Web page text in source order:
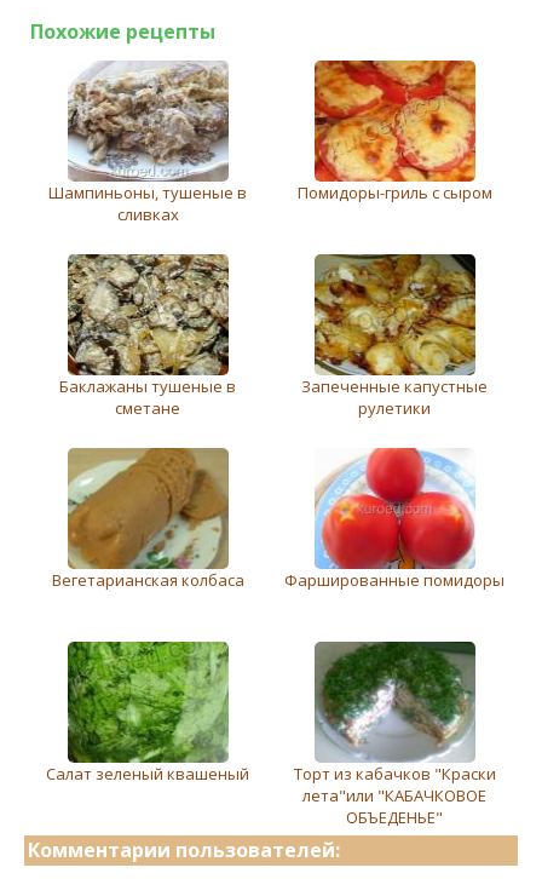
Похожие рецепты
Шампиньоны, тушеные в
сливках
Помидоры-гриль с сыром
Баклажаны тушеные в
сметане
Запеченные капустные
рулетики
Вегетарианская колбаса Фаршированные помидоры
Салат зeлeный квашeный
Торт из кабачков "Краски
лета"или "КАБАЧКОВОЕ
ОБЪЕДЕНЬЕ"
Комментарии пользователей: